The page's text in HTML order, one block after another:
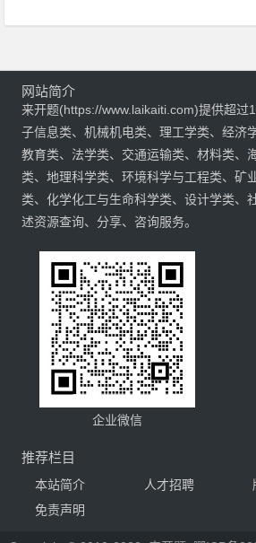
网站简介
来开题(https://www.laikaiti.com)提供超过
子信息类、机械机电类、理工学类、经济
教育类、法学类、交通运输类、材料类、
类、地理科学类、环境科学与工程类、矿
类、化学化工与生命科学类、设计学类、
述资源查询、分享、咨询服务。
企业微信
推荐栏目
本站简介 人才招聘
免责声明